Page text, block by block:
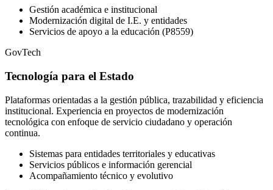
Gestión académica e institucional
Modernización digital de I.E. y entidades
Servicios de apoyo a la educación (P8559)
GovTech
Tecnología para el Estado
Plataformas orientadas a la gestión pública, trazabilidad y eficiencia
institucional. Experiencia en proyectos de modernización
tecnológica con enfoque de servicio ciudadano y operación
continua.
Sistemas para entidades territoriales y educativas
Servicios públicos e información gerencial
Acompañamiento técnico y evolutivo